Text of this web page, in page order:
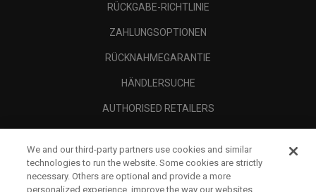
RÜCKGABE-RICHTLINIE
ZAHLUNGSOPTIONEN
RÜCKNAHMEGARANTIE
HÄNDLERSUCHE
AUTHORISED RETAILERS
UNTERNEHMENSPROFIL
RECHTLICHES-
We and our third-party partners use cookies and similar
technologies to run the website. Some cookies are strictly
necessary. Others are optional and provide a more
personalized experience, improve the way our websites